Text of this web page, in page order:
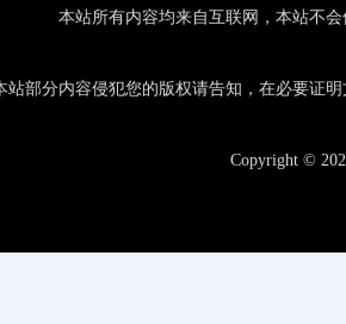
本站所有内容均来自互联网，本站不
站部分内容侵犯您的版权请告知，在必要证
Copyright ©